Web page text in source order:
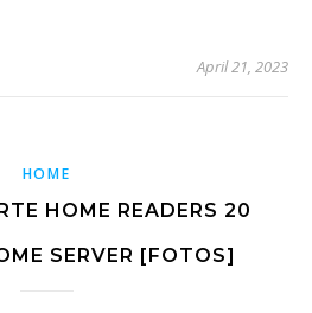
April 21, 2023
HOME
HOME READERS 20
SERVER [FOTOS]